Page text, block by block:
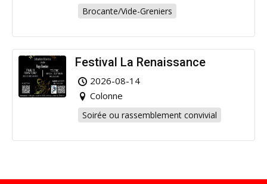
Brocante/Vide-Greniers
Festival La Renaissance
2026-08-14
Colonne
Soirée ou rassemblement convivial